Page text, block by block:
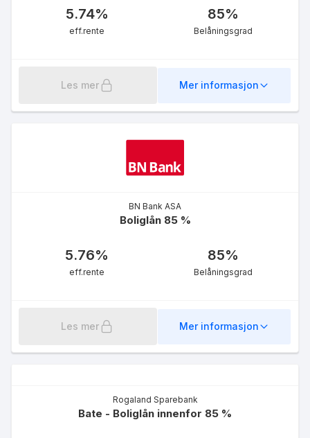
5.74%
eff.rente
85%
Belåningsgrad
Les mer Mer informasjon
BN Bank ASA
Boliglån 85 %
5.76%
eff.rente
85%
Belåningsgrad
Les mer Mer informasjon
Rogaland Sparebank
Bate - Boliglån innenfor 85 %